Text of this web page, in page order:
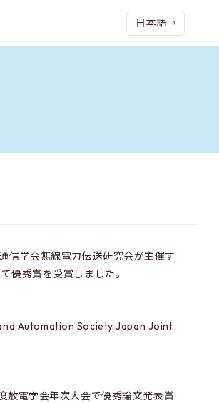
日本語
信学会無線電力伝送研究会が主催す
優秀賞を受賞しました。
Automation Society Japan Joint
放電学会年次大会で優秀論文発表賞